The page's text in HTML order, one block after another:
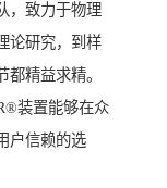
，致力于物理
论研究，到样
精益求精。
装置能够在众
户信赖的选